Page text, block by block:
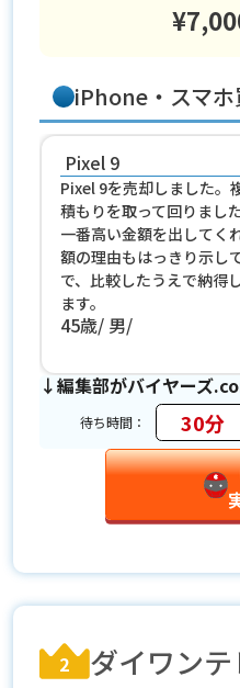
iPhone・スマホ
Pixel 9
Pixel 9を売却しました。
積もりを取って回りまし
一番高い金額を出してく
額の理由もはっきり示し
で、比較したうえで納得
ます。
45歳 男
↓編集部がバイヤーズ
待ち時間： 30分
2 ダイワン